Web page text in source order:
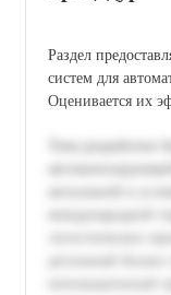
Раздел
систем для
Оценивается их